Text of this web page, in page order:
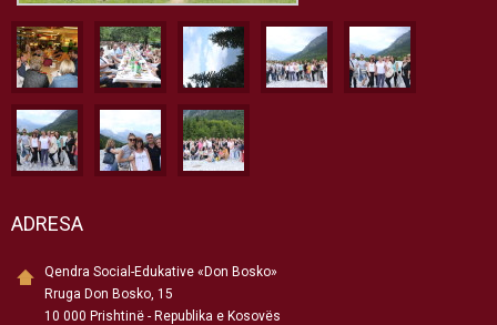
ADRESA
Qendra Social-Edukative «Don Bosko»
Rruga Don Bosko, 15
10 000 Prishtinë - Republika e Kosovës